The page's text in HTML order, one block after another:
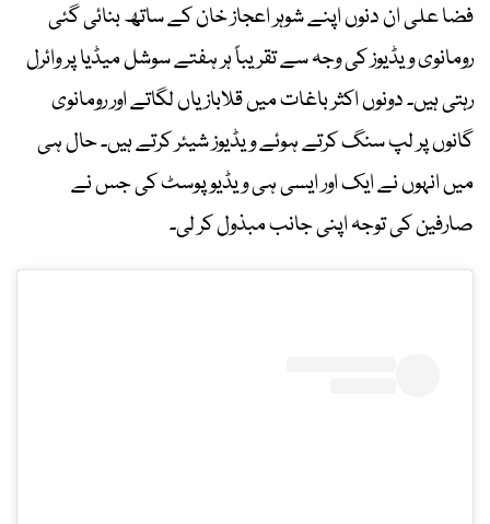
فضا علی ان دنوں اپنے شوہر اعجاز خان کے ساتھ بنائی گئی
رومانوی ویڈیوز کی وجہ سے تقریباً ہر ہفتے سوشل میڈیا پر وائرل
رہتی ہیں۔ دونوں اکثر باغات میں قلابازیاں لگاتے اور رومانوی
گانوں پر لپ سنگ کرتے ہوئے ویڈیوز شیئر کرتے ہیں۔ حال ہی
میں انہوں نے ایک اور ایسی ہی ویڈیو پوسٹ کی جس نے
صارفین کی توجہ اپنی جانب مبذول کر لی۔